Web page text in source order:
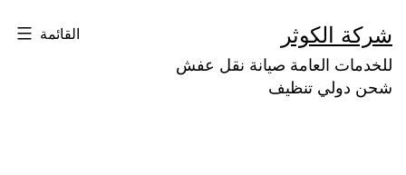
إلى
المحتوى
شركة الكوثر
للخدمات العامة صيانة نقل عفش
شحن دولي تنظيف
القائمة